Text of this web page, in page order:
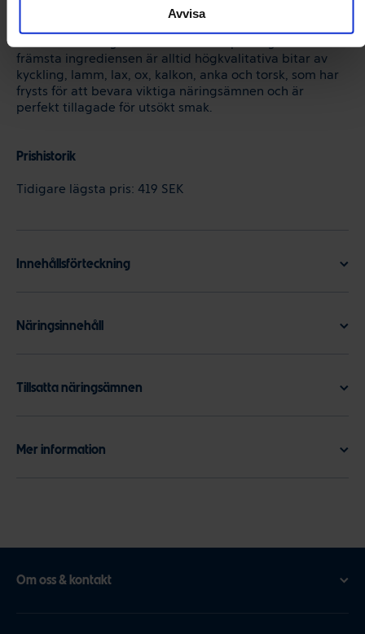
Avvisa
Dessa recept hjälper till att ge riktade fördelar såsom
främsta ingrediensen är alltid högkvalitativa bitar av
kyckling, lamm, lax, ox, kalkon, anka och torsk, som har
frysts för att bevara viktiga näringsämnen och är
perfekt tillagade för utsökt smak.
Prishistorik
Tidigare lägsta pris: 419 SEK
Innehållsförteckning
Näringsinnehåll
Tillsatta näringsämnen
Mer information
Om oss & kontakt